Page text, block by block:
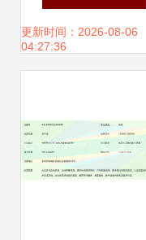
语学院召开学生组
划例会
更新时间：2026-08-06
04:27:36